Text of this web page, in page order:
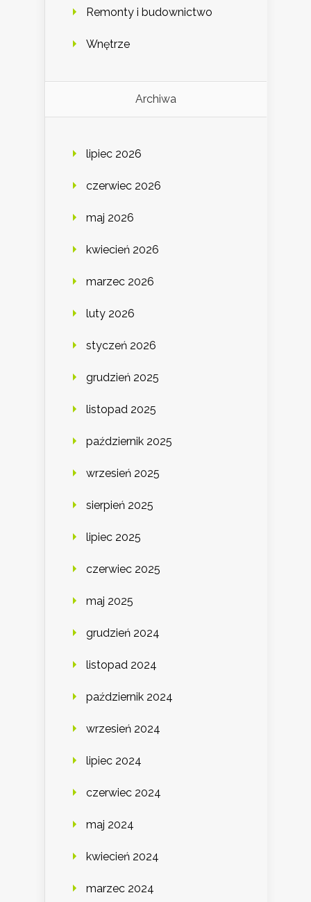
Remonty i budownictwo
Wnętrze
Archiwa
lipiec 2026
czerwiec 2026
maj 2026
kwiecień 2026
marzec 2026
luty 2026
styczeń 2026
grudzień 2025
listopad 2025
październik 2025
wrzesień 2025
sierpień 2025
lipiec 2025
czerwiec 2025
maj 2025
grudzień 2024
listopad 2024
październik 2024
wrzesień 2024
lipiec 2024
czerwiec 2024
maj 2024
kwiecień 2024
marzec 2024